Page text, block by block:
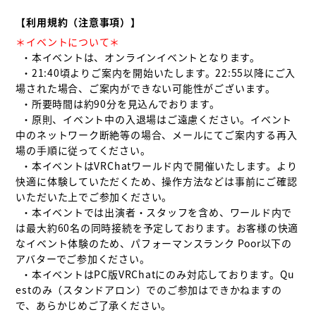
【利用規約（注意事項）】
＊イベントについて＊
場された場合、ご案内ができない可能性がございます。
中のネットワーク断絶等の場合、メールにてご案内する再入
場の手順に従ってください。
快適に体験していただくため、操作方法などは事前にご確認
いただいた上でご参加ください。
は最大約60名の同時接続を予定しております。お客様の快適
なイベント体験のため、パフォーマンスランク Poor以下の
アバターでご参加ください。
estのみ（スタンドアロン）でのご参加はできかねますの
で、あらかじめご了承ください。